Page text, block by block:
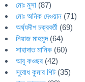
মোঃ মুসা (87)
মোঃ অনিক দেওয়ান (71)
অর্ঘ্যদীপ চক্রবর্তী (69)
নিয়াজ মাহমুদ(64)
সাহাদাত মানিক (60)
আবু কওছর (42)
সুবোধ কুমার শিট (35)